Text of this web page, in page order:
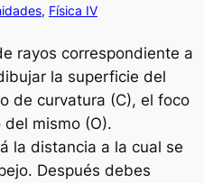
, Física IV
rayos correspondiente a
la superficie del
de curvatura (C), el foco
mismo (O).
la distancia a la cual se
Después debes